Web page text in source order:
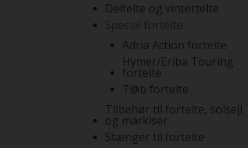
Deltelte og vintertelte
Special fortelte
Adria Action fortelte
Hymer/Eriba Touring
fortelte
T@b fortelte
Tilbehør til fortelte, solsejl
og markiser
Stænger til fortelte